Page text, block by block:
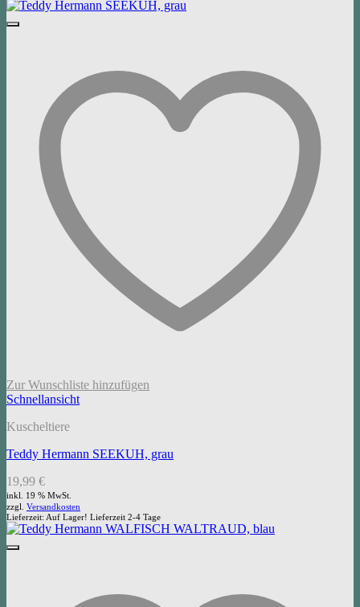
Zur Wunschliste hinzufügen
Schnellansicht
Kuscheltiere
Teddy Hermann SEEKUH, grau
19,99 €
inkl. 19 % MwSt.
zzgl. Versandkosten
Lieferzeit: Auf Lager! Lieferzeit 2-4 Tage